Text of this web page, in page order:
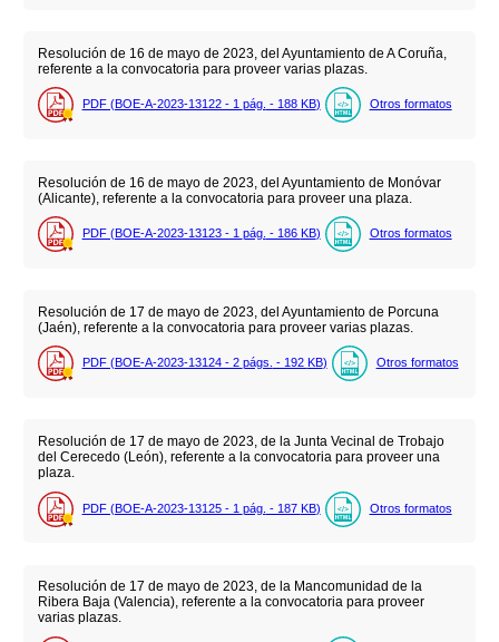
Resolución de 16 de mayo de 2023, del Ayuntamiento de A Coruña,
referente a la convocatoria para proveer varias plazas.
PDF (BOE-A-2023-13122 - 1 pág. - 188 KB) Otros formatos
Resolución de 16 de mayo de 2023, del Ayuntamiento de Monóvar
(Alicante), referente a la convocatoria para proveer una plaza.
PDF (BOE-A-2023-13123 - 1 pág. - 186 KB) Otros formatos
Resolución de 17 de mayo de 2023, del Ayuntamiento de Porcuna
(Jaén), referente a la convocatoria para proveer varias plazas.
PDF (BOE-A-2023-13124 - 2 págs. - 192 KB) Otros formatos
Resolución de 17 de mayo de 2023, de la Junta Vecinal de Trobajo
del Cerecedo (León), referente a la convocatoria para proveer una
plaza.
PDF (BOE-A-2023-13125 - 1 pág. - 187 KB) Otros formatos
Resolución de 17 de mayo de 2023, de la Mancomunidad de la
Ribera Baja (Valencia), referente a la convocatoria para proveer
varias plazas.